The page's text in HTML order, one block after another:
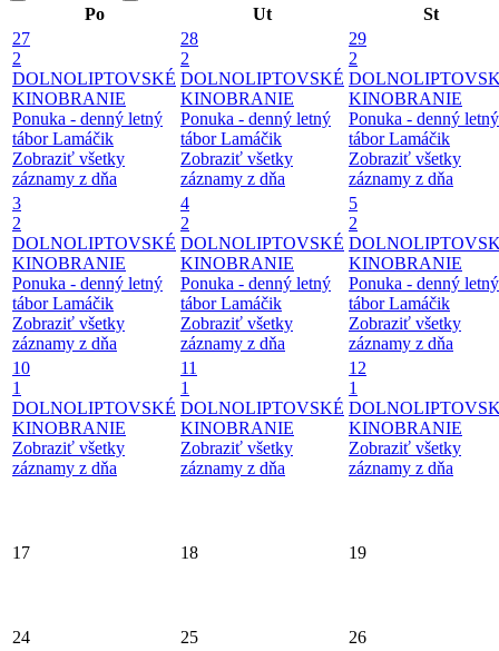
Po
Ut
St
27
2
DOLNOLIPTOVSKÉ
KINOBRANIE
Ponuka - denný letný
tábor Lamáčik
Zobraziť všetky
záznamy z dňa
28
2
DOLNOLIPTOVSKÉ
KINOBRANIE
Ponuka - denný letný
tábor Lamáčik
Zobraziť všetky
záznamy z dňa
29
2
KINOBRANIE
Ponuka - denný letný
tábor Lamáčik
Zobraziť všetky
záznamy z dňa
3
2
DOLNOLIPTOVSKÉ
KINOBRANIE
Ponuka - denný letný
tábor Lamáčik
Zobraziť všetky
záznamy z dňa
4
2
DOLNOLIPTOVSKÉ
KINOBRANIE
Ponuka - denný letný
tábor Lamáčik
Zobraziť všetky
záznamy z dňa
5
2
KINOBRANIE
Ponuka - denný letný
tábor Lamáčik
Zobraziť všetky
záznamy z dňa
10
1
DOLNOLIPTOVSKÉ
KINOBRANIE
Zobraziť všetky
záznamy z dňa
11
1
DOLNOLIPTOVSKÉ
KINOBRANIE
Zobraziť všetky
záznamy z dňa
12
1
KINOBRANIE
Zobraziť všetky
záznamy z dňa
17 18 19
24 25
26